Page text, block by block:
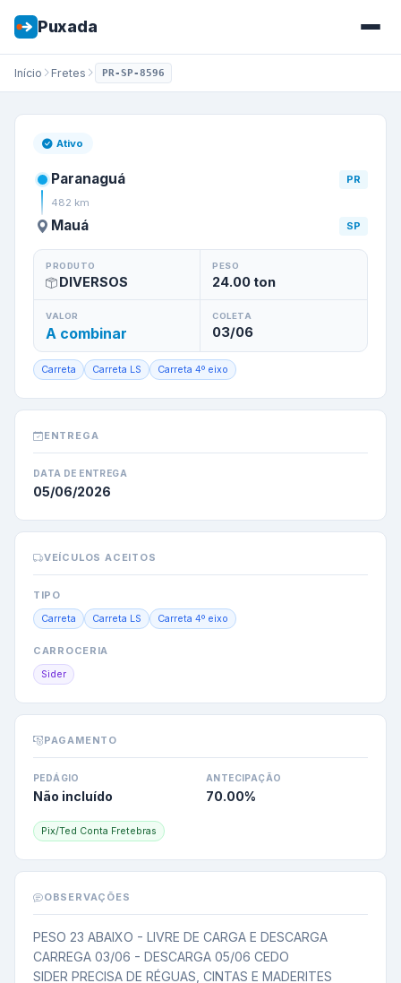
Puxada
Início Fretes PR-SP-8596
Frete de
Ativo
Paranaguá
PR
482 km
Mauá SP
PRODUTO
DIVERSOS
PESO
24.00ton
VALOR
A combinar
COLETA
03/06
Carreta Carreta LS Carreta 4º eixo
ENTREGA
DATA DE ENTREGA
05/06/2026
VEÍCULOS ACEITOS
TIPO
Carreta Carreta LS Carreta 4º eixo
CARROCERIA
Sider
PAGAMENTO
PEDÁGIO
Não incluído
ANTECIPAÇÃO
70.00%
Pix/Ted Conta Fretebras
OBSERVAÇÕES
PESO 23 ABAIXO - LIVRE DE CARGA E DESCARGA
CARREGA 03/06 - DESCARGA 05/06 CEDO
SIDER PRECISA DE RÉGUAS, CINTAS E MADERITES